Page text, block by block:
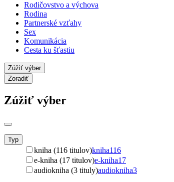
Rodičovstvo a výchova
Rodina
Partnerské vzťahy
Sex
Komunikácia
Cesta ku šťastiu
Zúžiť výber
Zoradiť
Zúžiť výber
Typ
kniha (116 titulov)kniha116
e-kniha (17 titulov)e-kniha17
audiokniha (3 tituly)audiokniha3